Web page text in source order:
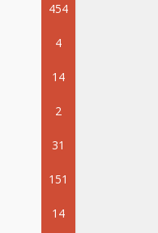
454
4
14
2
31
151
14